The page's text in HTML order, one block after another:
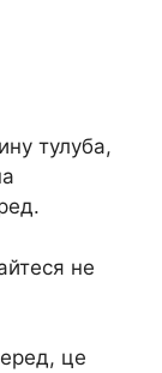
тулуба,
не
це